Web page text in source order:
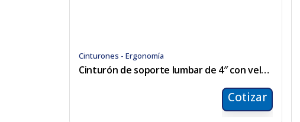
Cinturones - Ergonomía
Cinturón de soporte lumbar de 4″ con velcro
Cotizar